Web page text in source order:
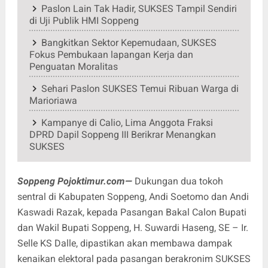
Paslon Lain Tak Hadir, SUKSES Tampil Sendiri
di Uji Publik HMI Soppeng
Bangkitkan Sektor Kepemudaan, SUKSES
Fokus Pembukaan lapangan Kerja dan
Penguatan Moralitas
Sehari Paslon SUKSES Temui Ribuan Warga di
Marioriawa
Kampanye di Calio, Lima Anggota Fraksi
DPRD Dapil Soppeng III Berikrar Menangkan
SUKSES
Soppeng Pojoktimur.com—Dukungan dua tokoh
sentral di Kabupaten Soppeng, Andi Soetomo dan Andi
Kaswadi Razak, kepada Pasangan Bakal Calon Bupati
dan Wakil Bupati Soppeng, H. Suwardi Haseng, SE – Ir.
Selle KS Dalle, dipastikan akan membawa dampak
kenaikan elektoral pada pasangan berakronim SUKSES